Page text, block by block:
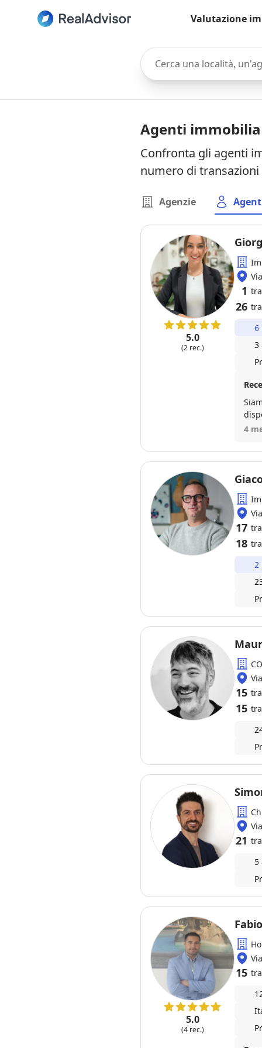
Valutazione
Cerca una località,
Agenti
Confronta gli agenti
numero di
Agenzie
5.0
(2 rec.)
1
26
6
3
4
17
18
2
15
15
21
5
5.0
(4 rec.)
15